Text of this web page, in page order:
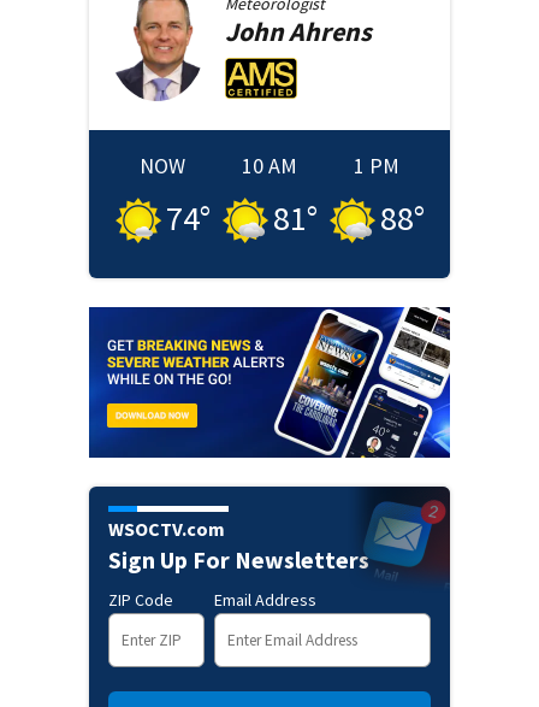
JohnAhrens
NOW
74°
10 AM
81°
1 PM
88°
WSOCTV.com
Sign Up For Newsletters
ZIP Code Email Address